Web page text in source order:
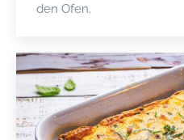
den Ofen.